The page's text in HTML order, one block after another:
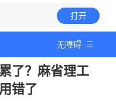
打开
无障碍
了？麻省理工
错了